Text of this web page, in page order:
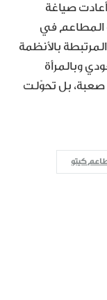
صياغة
المطاعم في
بالأنظمة
وبالمرأة
صعبة، بل تحوّلت
كيتو